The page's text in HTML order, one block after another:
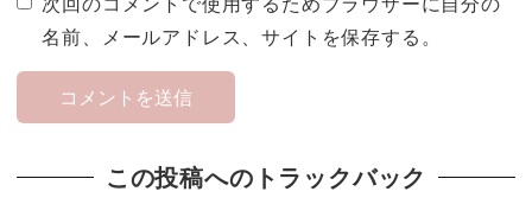
名前、メールアドレス、サイトを保存する。
この投稿へのトラックバック